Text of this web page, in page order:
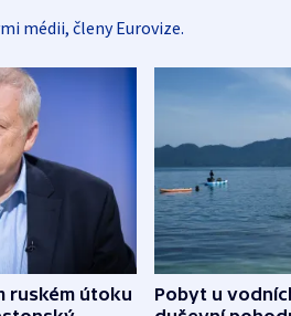
médii, členy Eurovize.
ruském útoku
Pobyt u